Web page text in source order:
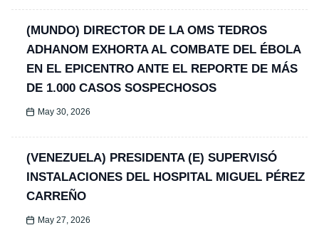
(MUNDO) DIRECTOR DE LA OMS TEDROS
ADHANOM EXHORTA AL COMBATE DEL ÉBOLA
EN EL EPICENTRO ANTE EL REPORTE DE MÁS
DE 1.000 CASOS SOSPECHOSOS
May 30, 2026
(VENEZUELA) PRESIDENTA (E) SUPERVISÓ
INSTALACIONES DEL HOSPITAL MIGUEL PÉREZ
CARREÑO
May 27, 2026